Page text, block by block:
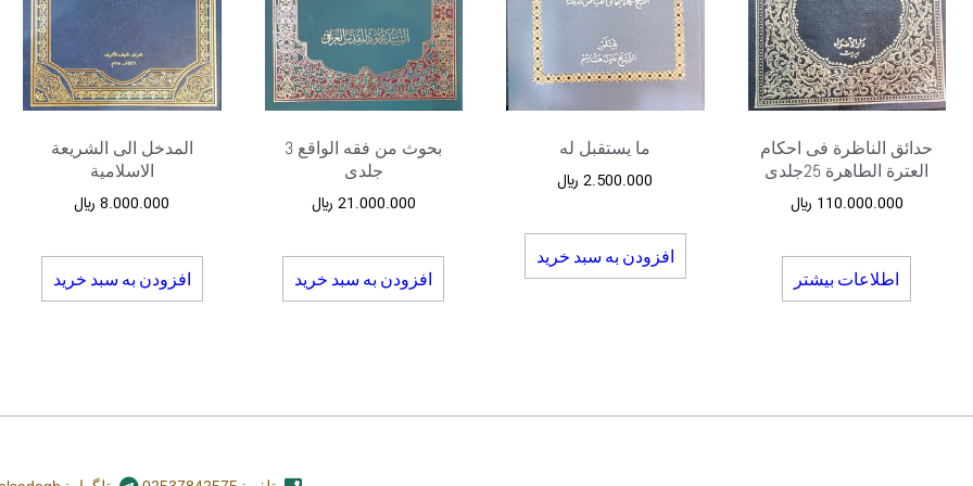
حدائق الناظرة فی احکام
العترة الطاهرة 25جلدی
110.000.000 ﷼
اطلاعات بیشتر
ما یستقبل له
2.500.000 ﷼
افزودن به سبد خرید
بحوث من فقه الواقع 3
جلدی
21.000.000 ﷼
افزودن به سبد خرید
المدخل الی الشریعة
الاسلامیة
8.000.000 ﷼
افزودن به سبد خرید